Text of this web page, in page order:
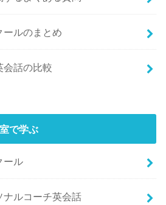
ールのまとめ
会話の比較
で学ぶ
ール
ナルコーチ英会話